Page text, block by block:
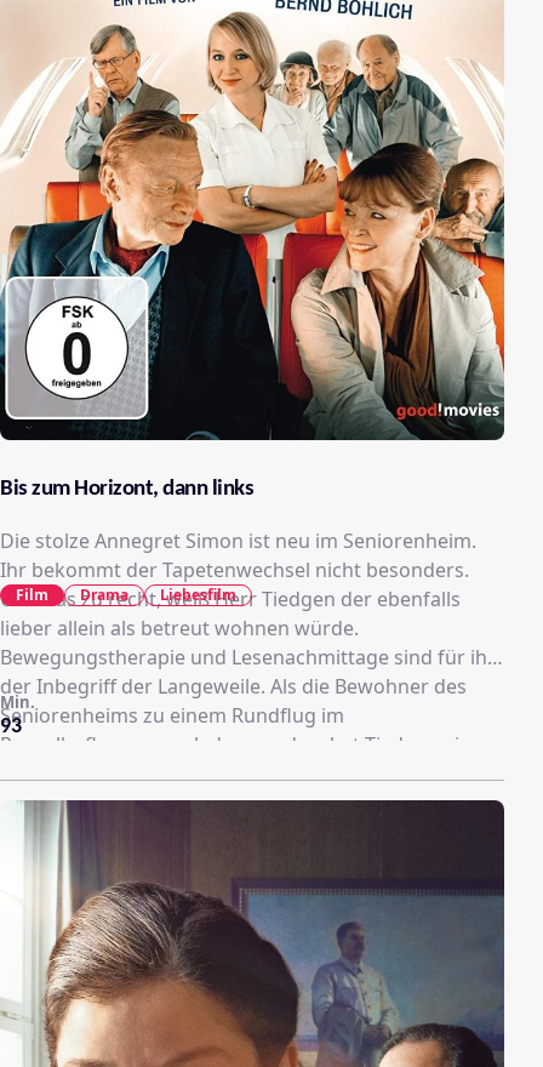
Bis zum Horizont, dann links
Die stolze Annegret Simon ist neu im Seniorenheim.
Ihr bekommt der Tapetenwechsel nicht besonders.
Und das zu recht, weiß Herr Tiedgen der ebenfalls
lieber allein als betreut wohnen würde.
Bewegungstherapie und Lesenachmittage sind für ihn
der Inbegriff der Langeweile. Als die Bewohner des
Seniorenheims zu einem Rundflug im
Propellerflugzeug geladen werden, hat Tiedgen eine
Idee, mit der er die schöne Annegret zu beeindrucken
hofft …
93
Min.
Film Drama Liebesfilm